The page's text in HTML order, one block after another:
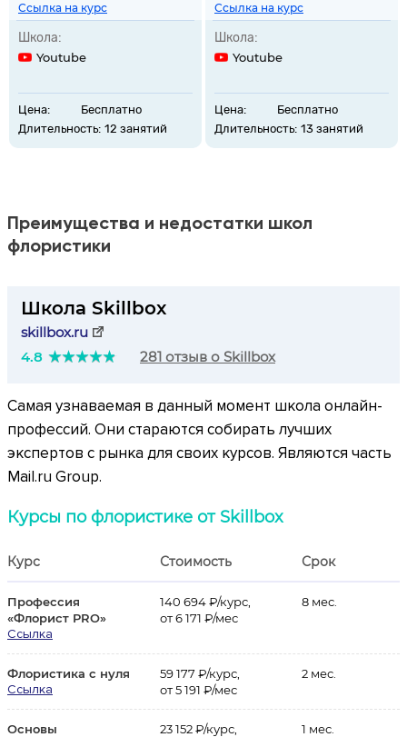
Ссылка на курс
Школа:
Youtube
Цена:
Бесплатно
Длительность: 12 занятий
Ссылка на курс
Школа:
Youtube
Цена:
Бесплатно
Длительность: 13 занятий
Преимущества и недостатки школ
флористики
Школа Skillbox
skillbox.ru
4.8
281 отзыв о Skillbox
Самая узнаваемая в данный момент школа онлайн-
профессий. Они стараются собирать лучших
экспертов с рынка для своих курсов. Являются часть
Mail.ru Group.
Курсы по флористике от Skillbox
Курс Стоимость Срок
Профессия
«Флорист PRO»
Ссылка
140 694 ₽/курс,
от 6 171 ₽/мес
8 мес.
Флористика с нуля
Ссылка
59 177 ₽/курс,
от 5 191 ₽/мес
2 мес.
Основы
23 152 ₽/курс,
1 мес.